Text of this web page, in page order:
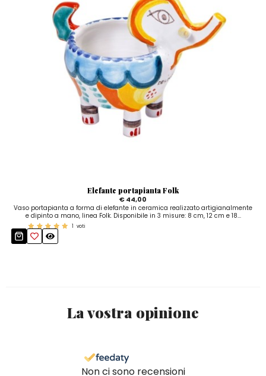
Elefante portapianta Folk
€ 44,00
Vaso portapianta a forma di elefante in ceramica realizzato artigianalmente
e dipinto a mano, linea Folk. Disponibile in 3 misure: 8 cm, 12 cm e 18...
1 voti
La vostra opinione
Non ci sono recensioni